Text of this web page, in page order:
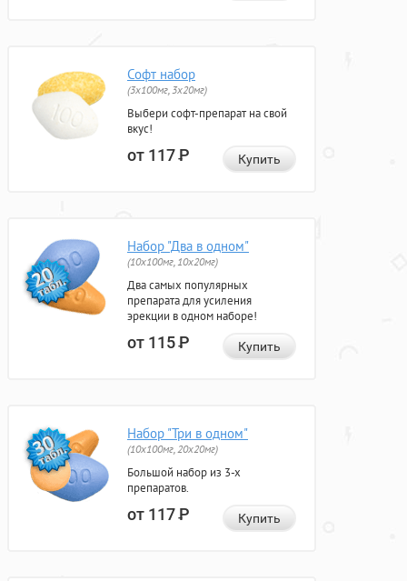
Софт набор
(3x100мг, 3x20мг)
Выбери софт-препарат на свой
вкус!
от 117Р Купить
Набор "Два в одном"
(10x100мг, 10x20мг)
Два самых популярных
препарата для усиления
эрекции в одном наборе!
от 115Р Купить
Набор "Три в одном"
(10x100мг, 20x20мг)
Большой набор из 3-х
препаратов.
от 117Р Купить